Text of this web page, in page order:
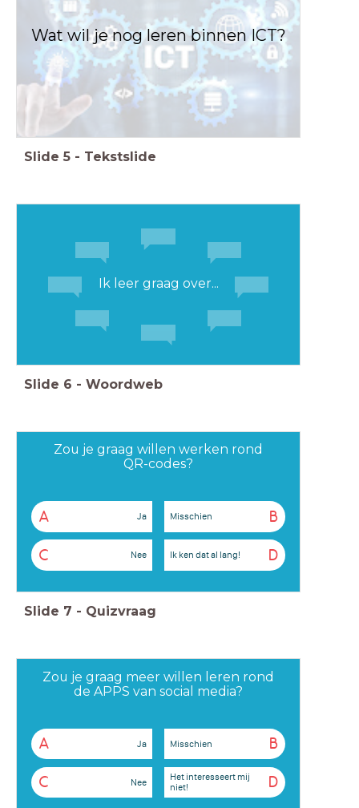
Wat wil je nog leren binnen ICT?
Slide 5 - Tekstslide
Ik leer graag over...
Slide 6 - Woordweb
Zou je graag willen werken rond
QR-codes?
A Ja B
Misschien
C Nee D
Ik ken dat al lang!
Slide 7 - Quizvraag
Zou je graag meer willen leren rond
de APPS van social media?
A Ja B
Misschien
C Nee D
Het interesseert mij
niet!